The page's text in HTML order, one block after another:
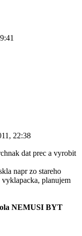
22:38
dat prec a vyrobit
napr zo stareho
vyklapacka, planujem
NEMUSI BYT